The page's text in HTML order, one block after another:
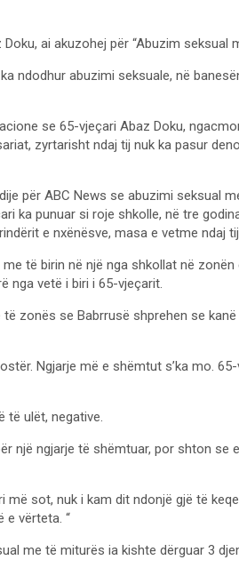
ai akuzohej për “Abuzim seksual
ndodhur abuzimi seksuale, në
se 65-vjeçari Abaz Doku,
zyrtarisht ndaj tij nuk ka pasur
për ABC News se abuzimi seksual
ka punuar si roje shkolle, në tre
e nxënësve, masa e vetme ndaj
të birin në një nga shkollat në
nga vetë i biri i 65-vjeçarit.
zonës se Babrrusë shprehen se
Ngjarje më e shëmtut s’ka mo.
të ulët, negative.
një ngjarje të shëmtuar, por shton se
më sot, nuk i kam dit ndonjë gjë të
e vërteta. “
me të miturës ia kishte dërguar 3